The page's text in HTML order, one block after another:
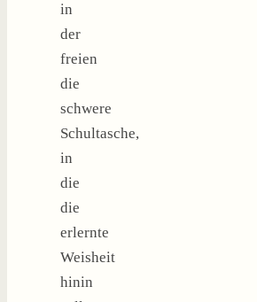
in
der
freien
die
schwere
Schultasche,
in
die
die
erlernte
Weisheit
hinin